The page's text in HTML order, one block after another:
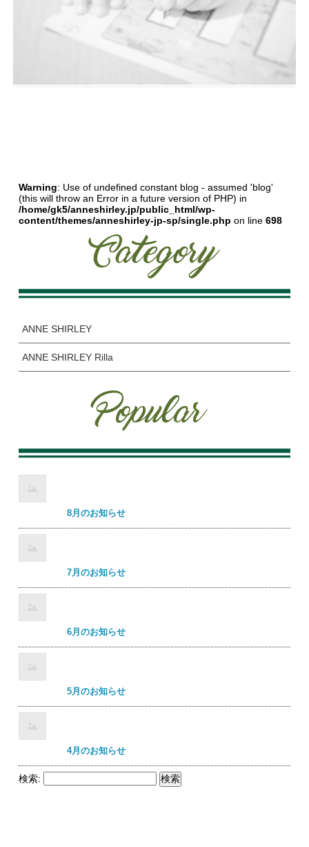
Warning: Use of undefined constant blog - assumed 'blog'
(this will throw an Error in a future version of PHP) in
/home/gk5/anneshirley.jp/public_html/wp-
content/themes/anneshirley-jp-sp/single.php on line698
ANNE SHIRLEY
ANNE SHIRLEY Rilla
8月のお知らせ
7月のお知らせ
6月のお知らせ
5月のお知らせ
4月のお知らせ
検索: